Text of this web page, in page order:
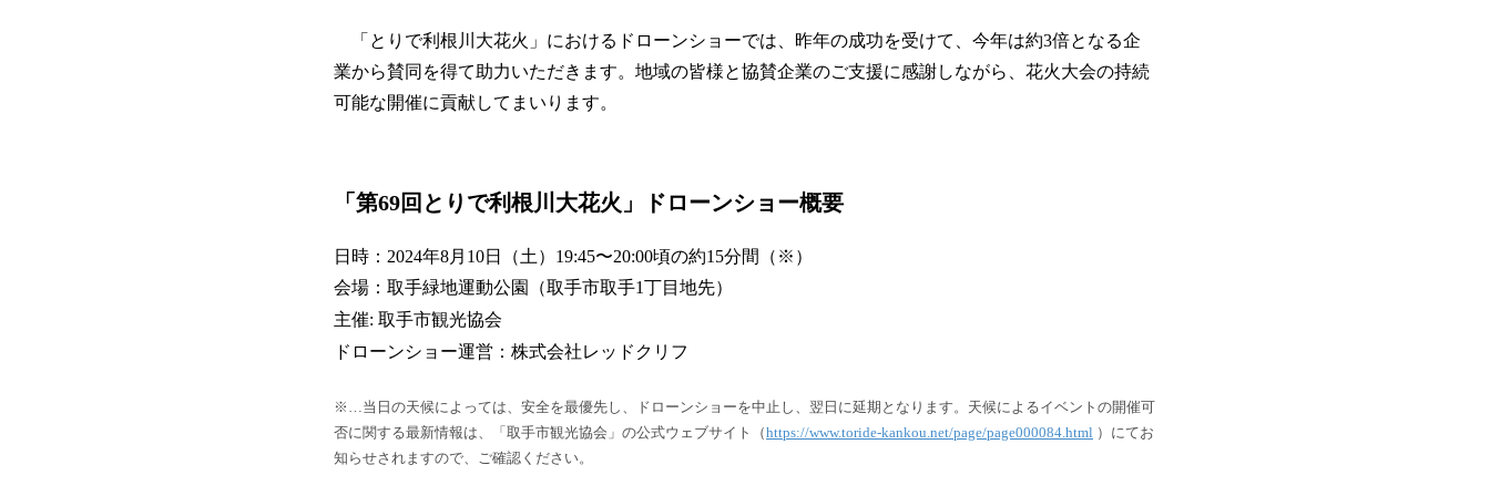
「とりで利根川大花火」におけるドローンショーでは、昨年の成功を受けて、今年は約3倍となる企
業から賛同を得て助力いただきます。地域の皆様と協賛企業のご支援に感謝しながら、花火大会の持続
可能な開催に貢献してまいります。
「第69回とりで利根川大花火」ドローンショー概要
日時：2024年8月10日（土）19:45〜20:00頃の約15分間（※）
会場：取手緑地運動公園（取手市取手1丁目地先）
主催: 取手市観光協会
ドローンショー運営：株式会社レッドクリフ
※…当日の天候によっては、安全を最優先し、ドローンショーを中止し、翌日に延期となります。天候によるイベントの開催可
否に関する最新情報は、「取手市観光協会」の公式ウェブサイト（https://www.toride-kankou.net/page/page000084.html ）にてお
知らせされますので、ご確認ください。